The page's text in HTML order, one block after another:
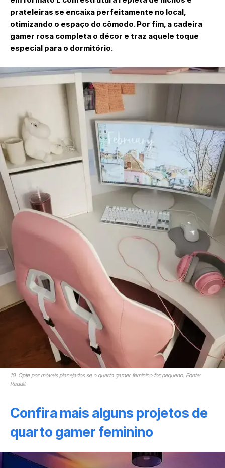
prateleiras se encaixa perfeitamente no local,
otimizando o espaço do cômodo. Por fim, a cadeira
gamer rosa completa o décor e traz aquele toque
especial para o dormitório.
10. Opte por móveis planejados se o quarto gamer feminino for pequeno. Fonte:
Reddit
Confira mais alguns projetos de
quarto gamer feminino